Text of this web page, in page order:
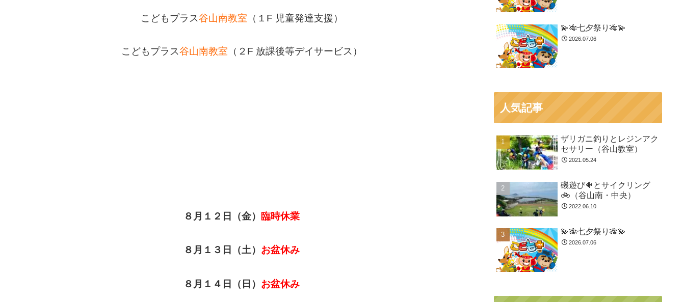
こどもプラス谷山南教室 （１F 児童発達支援）
こどもプラス谷山南教室 （２F 放課後等デイサービス）
８月１２日（金） 臨時休業
８月１３日（土） お盆休み
８月１４日（日） お盆休み
💫🎋七夕祭り🎋💫
2026.07.06
人気記事
ザリガニ釣りとレジンアク
セサリー（谷山教室）
2021.05.24
磯遊び🐠とサイクリング
🚲（谷山南・中央）
2022.06.10
💫🎋七夕祭り🎋💫
2026.07.06